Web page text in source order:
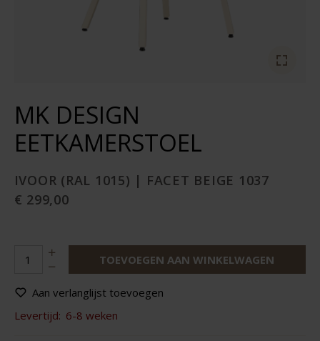
MK DESIGN
EETKAMERSTOEL
IVOOR (RAL 1015) | FACET BEIGE 1037
€ 299,00
TOEVOEGEN AAN WINKELWAGEN
Aan verlanglijst toevoegen
Levertijd: 6-8 weken